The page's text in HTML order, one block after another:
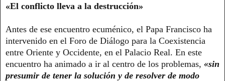
«El conflicto lleva a la destrucción»
Antes de ese encuentro ecuménico, el Papa Francisco ha
intervenido en el Foro de Diálogo para la Coexistencia
entre Oriente y Occidente, en el Palacio Real. En este
encuentro ha animado a ir al centro de los problemas, «sin
presumir de tener la solución y de resolver de modo